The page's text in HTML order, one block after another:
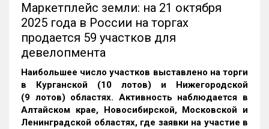
Маркетплейс земли: на 21 октября
2025 года в России на торгах
продается 59 участков для
девелопмента
Наибольшее число участков выставлено на торги
в Курганской (10 лотов) и Нижегородской
(9 лотов) областях. Активность наблюдается в
Алтайском крае, Новосибирской, Московской и
Ленинградской областях, где заявки на участие в